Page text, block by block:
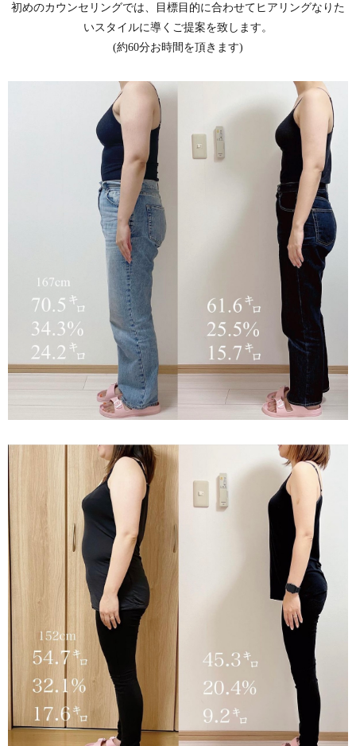
初めのカウンセリングでは、目標目的に合わせてヒアリングなりた
いスタイルに導くご提案を致します。
(約60分お時間を頂きます)